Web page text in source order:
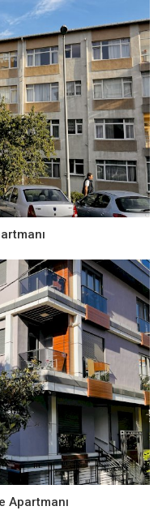
Apartmanı